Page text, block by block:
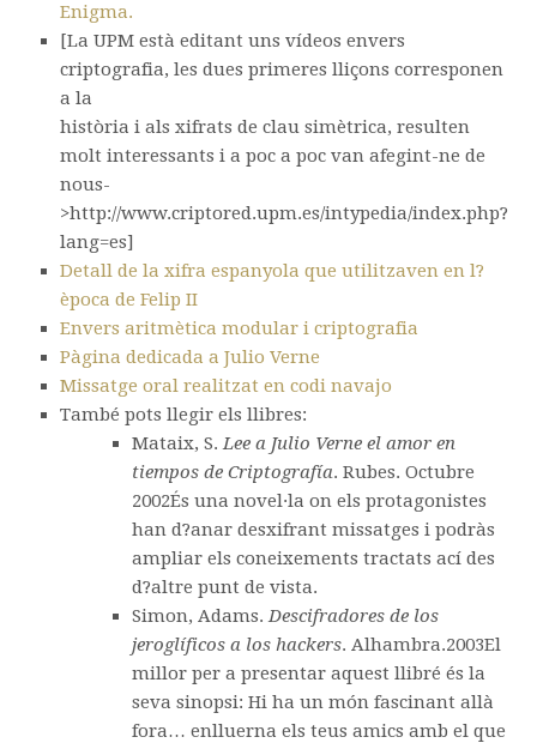
Enigma.
[La UPM està editant uns vídeos envers
criptografia, les dues primeres lliçons corresponen
a la
història i als xifrats de clau simètrica, resulten
molt interessants i a poc a poc van afegint-ne de
nous-
>http://www.criptored.upm.es/intypedia/index.php?
lang=es]
Detall de la xifra espanyola que utilitzaven en l?
època de Felip II
Envers aritmètica modular i criptografia
Pàgina dedicada a Julio Verne
Missatge oral realitzat en codi navajo
També pots llegir els llibres:
Mataix, S.Lee a Julio Verne el amor en
tiempos de Criptografía. Rubes. Octubre
2002És una novel·la on els protagonistes
han d?anar desxifrant missatges i podràs
ampliar els coneixements tractats ací des
d?altre punt de vista.
Simon, Adams.Descifradores de los
jeroglíficos a los hackers. Alhambra.2003El
millor per a presentar aquest llibré és la
seva sinopsi: Hi ha un món fascinant allà
fora… enlluerna els teus amics amb el que